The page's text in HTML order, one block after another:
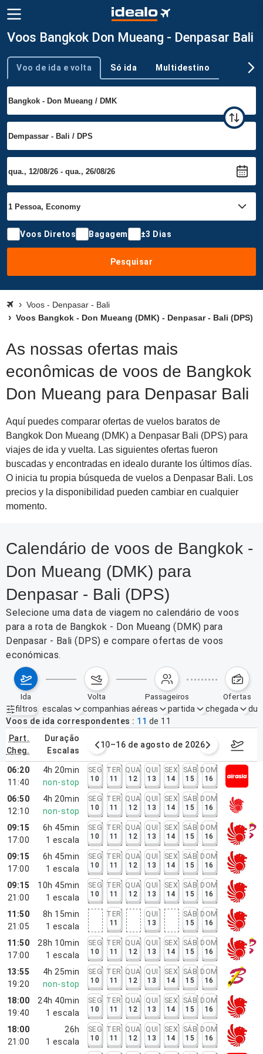
Voos Bangkok Don Mueang - Denpasar Bali
Tipo de viagem
Voo de ida e volta Só ida Multidestino
Voos Diretos Bagagem ±3 Dias
Pesquisar
Voos - Denpasar - Bali
Voos Bangkok - Don Mueang (DMK) - Denpasar - Bali (DPS)
As nossas ofertas mais
econômicas de voos de Bangkok
Don Mueang para Denpasar Bali
Aquí puedes comparar ofertas de vuelos baratos de
Bangkok Don Mueang (DMK) a Denpasar Bali (DPS) para
viajes de ida y vuelta. Las siguientes ofertas fueron
buscadas y encontradas en idealo durante los últimos días.
O inicia tu propia búsqueda de vuelos a Denpasar Bali. Los
precios y la disponibilidad pueden cambiar en cualquier
momento.
Calendário de voos de Bangkok -
Don Mueang (DMK) para
Denpasar - Bali (DPS)
Selecione uma data de viagem no calendário de voos
para a rota de Bangkok - Don Mueang (DMK) para
Denpasar - Bali (DPS) e compare ofertas de voos
económicas.
ida volta passageiros ofertas
filtros
Filtros ativos nenhum
escalas companhias aéreas partida chegada
Voos de ida correspondentes
11 de 11
part.
cheg.
duração
escalas
agosto de 2026 10–16 de agosto de 2026 17–23
06:20
11:40
4h 20min
non-stop
SEG
10
TER
11
QUA
12
QUI
13
SEX
14
SÁB
15
DOM
16
06:50
12:10
4h 20min
non-stop
SEG
10
TER
11
QUA
12
QUI
13
SEX
14
SÁB
15
DOM
16
09:15
17:00
6h 45min
1 escala
SEG
10
TER
11
QUA
12
QUI
13
SEX
14
SÁB
15
DOM
16
09:15
17:00
6h 45min
1 escala
SEG
10
TER
11
QUA
12
QUI
13
SEX
14
SÁB
15
DOM
16
09:15
21:00
10h 45min
1 escala
SEG
10
TER
11
QUA
12
QUI
13
SEX
14
SÁB
15
DOM
16
11:50
21:05
8h 15min
1 escala
TER
11
QUI
13
SÁB
15
DOM
16
11:50
17:00
28h 10min
1 escala
SEG
10
TER
11
QUA
12
QUI
13
SEX
14
SÁB
15
DOM
16
13:55
19:20
4h 25min
non-stop
SEG
10
TER
11
QUA
12
QUI
13
SEX
14
SÁB
15
DOM
16
18:00
19:40
24h 40min
1 escala
SEG
10
TER
11
QUA
12
QUI
13
SEX
14
SÁB
15
DOM
16
18:00
21:00
26h
1 escala
SEG
10
TER
11
QUA
12
QUI
13
SEX
14
SÁB
15
DOM
16